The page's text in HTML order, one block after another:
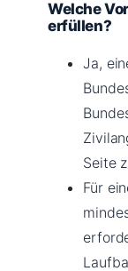
Welche
erfüllen?
Ja,
Seite
Für